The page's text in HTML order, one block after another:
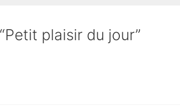
plaisir du jour”